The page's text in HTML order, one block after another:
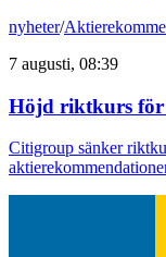
nyheter/
7 augusti, 08:39
Höjd riktkurs för
Citigroup sänker